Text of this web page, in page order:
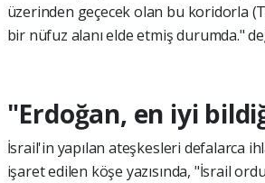
üzerinden geçecek olan bu koridorla
bir nüfuz alanı elde etmiş durumda."
"Erdoğan, en iyi
İsrail'in yapılan ateşkesleri defalarca
işaret edilen köşe yazısında, "İsrail